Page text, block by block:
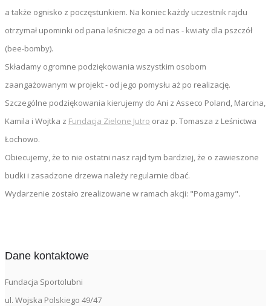
a także ognisko z poczęstunkiem. Na koniec każdy uczestnik rajdu
otrzymał upominki od pana leśniczego a od nas - kwiaty dla pszczół
(bee-bomby).
Składamy ogromne podziękowania wszystkim osobom
zaangażowanym w projekt - od jego pomysłu aż po realizację.
Szczególne podziękowania kierujemy do Ani z Asseco Poland, Marcina,
Kamila i Wojtka z Fundacja Zielone Jutro oraz p. Tomasza z Leśnictwa
Łochowo.
Obiecujemy, że to nie ostatni nasz rajd tym bardziej, że o zawieszone
budki i zasadzone drzewa należy regularnie dbać.
Wydarzenie zostało zrealizowane w ramach akcji: "Pomagamy".
Dane kontaktowe
Fundacja Sportolubni
ul. Wojska Polskiego 49/47